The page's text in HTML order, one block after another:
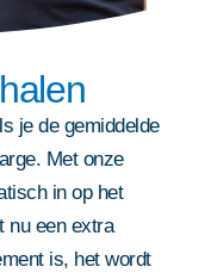
halen
je de gemiddelde
Met onze
in op het
nu een extra
is, het wordt